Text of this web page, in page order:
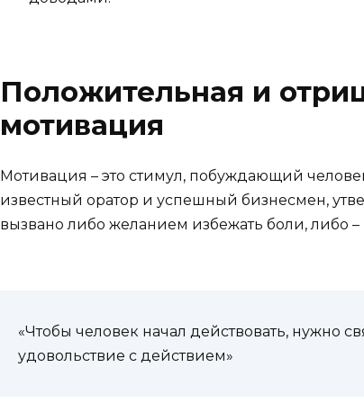
Положительная и
мотивация
Мотивация – это стимул, побуждающий
известный оратор и успешный бизнесмен,
вызвано либо желанием избежать боли, либо –
«Чтобы человек начал действовать, нужно
удовольствие с действием»